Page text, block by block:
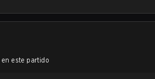
este partido